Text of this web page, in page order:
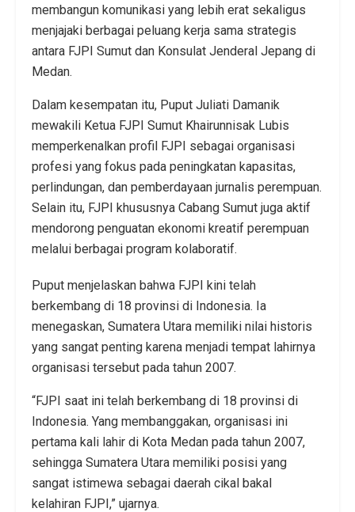
membangun komunikasi yang lebih erat sekaligus
menjajaki berbagai peluang kerja sama strategis
antara FJPI Sumut dan Konsulat Jenderal Jepang di
Medan.
Dalam kesempatan itu, Puput Juliati Damanik
mewakili Ketua FJPI Sumut Khairunnisak Lubis
memperkenalkan profil FJPI sebagai organisasi
profesi yang fokus pada peningkatan kapasitas,
perlindungan, dan pemberdayaan jurnalis perempuan.
Selain itu, FJPI khususnya Cabang Sumut juga aktif
mendorong penguatan ekonomi kreatif perempuan
melalui berbagai program kolaboratif.
Puput menjelaskan bahwa FJPI kini telah
berkembang di 18 provinsi di Indonesia. Ia
menegaskan, Sumatera Utara memiliki nilai historis
yang sangat penting karena menjadi tempat lahirnya
organisasi tersebut pada tahun 2007.
“FJPI saat ini telah berkembang di 18 provinsi di
Indonesia. Yang membanggakan, organisasi ini
pertama kali lahir di Kota Medan pada tahun 2007,
sehingga Sumatera Utara memiliki posisi yang
sangat istimewa sebagai daerah cikal bakal
kelahiran FJPI,” ujarnya.